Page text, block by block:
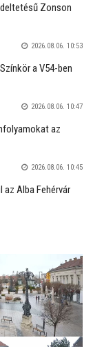
Zonson
2026.08.06. 10:53
a V54-ben
2026.08.06. 10:47
az
2026.08.06. 10:45
Alba Fehérvár